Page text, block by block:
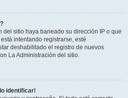
del sitio haya baneado su dirección IP o que
intentando registrarse, esté
deshabilitado el registro de nuevos
La Administración del sitio.
identificar!